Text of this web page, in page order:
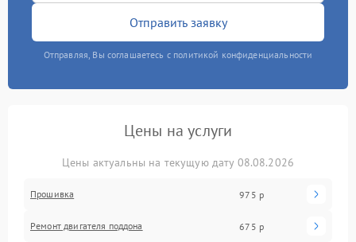
Отправить заявку
Отправляя, Вы соглашаетесь с политикой конфиденциальности
Цены на услуги
Цены актуальны на текущую дату 08.08.2026
Прошивка 975 р
Ремонт двигателя поддона 675 р